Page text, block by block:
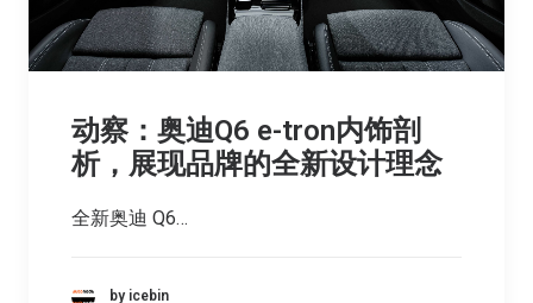
动察：奥迪Q6 e-tron内饰剖
析，展现品牌的全新设计理念
全新奥迪 Q6…
by icebin